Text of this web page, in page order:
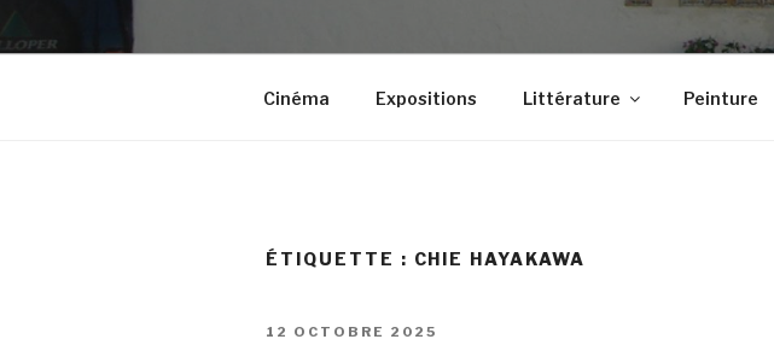
Cinéma Expositions Littérature Peinture
ÉTIQUETTE : CHIE HAYAKAWA
PUBLIÉ
12 OCTOBRE 2025